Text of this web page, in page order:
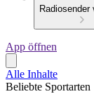
Radiosender
App öffnen
Alle Inhalte
Beliebte Sportarten